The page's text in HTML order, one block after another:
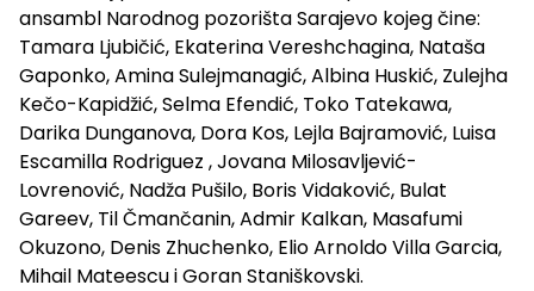
ansambl Narodnog pozorišta Sarajevo kojeg čine:
Tamara Ljubičić, Ekaterina Vereshchagina, Nataša
Gaponko, Amina Sulejmanagić, Albina Huskić, Zulejha
Kečo-Kapidžić, Selma Efendić, Toko Tatekawa,
Darika Dunganova, Dora Kos, Lejla Bajramović, Luisa
Escamilla Rodriguez , Jovana Milosavljević-
Lovrenović, Nadža Pušilo, Boris Vidaković, Bulat
Gareev, Til Čmančanin, Admir Kalkan, Masafumi
Okuzono, Denis Zhuchenko, Elio Arnoldo Villa Garcia,
Mihail Mateescu i Goran Staniškovski.